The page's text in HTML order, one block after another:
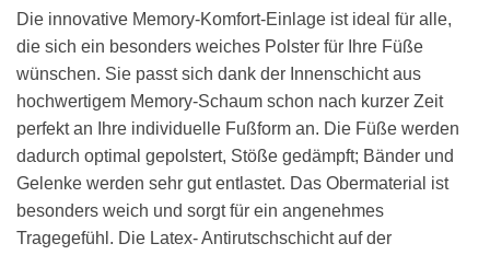
Die innovative Memory-Komfort-Einlage ist ideal für alle,
die sich ein besonders weiches Polster für Ihre Füße
wünschen. Sie passt sich dank der Innenschicht aus
hochwertigem Memory-Schaum schon nach kurzer Zeit
perfekt an Ihre individuelle Fußform an. Die Füße werden
dadurch optimal gepolstert, Stöße gedämpft; Bänder und
Gelenke werden sehr gut entlastet. Das Obermaterial ist
besonders weich und sorgt für ein angenehmes
Tragegefühl. Die Latex- Antirutschschicht auf der